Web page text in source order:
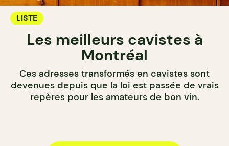
LISTE
Les meilleurs cavistes à
Montréal
Ces adresses transformés en cavistes sont
devenues depuis que la loi est passée de vrais
repères pour les amateurs de bon vin.